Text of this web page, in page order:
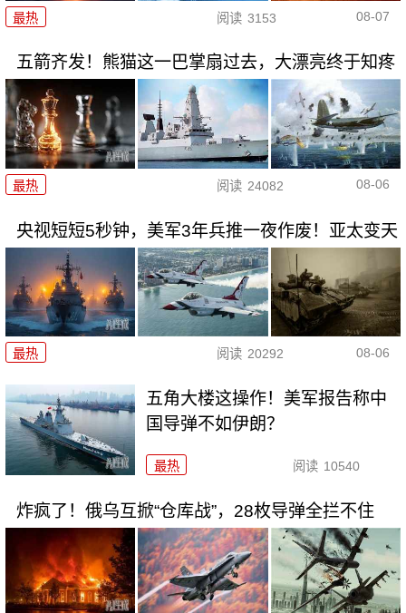
最热 阅读 3153 08-07
五箭齐发！熊猫这一巴掌扇过去，大漂亮终于知疼
最热 阅读 24082 08-06
央视短短5秒钟，美军3年兵推一夜作废！亚太变天
最热 阅读 20292 08-06
五角大楼这操作！美军报告称中
国导弹不如伊朗？
最热 阅读 10540
炸疯了！俄乌互掀“仓库战”，28枚导弹全拦不住